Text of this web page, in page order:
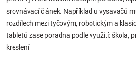
srovnávací článek. Například u vysavačů
rozdílech mezi tyčovým, robotickým a
tabletů zase poradna podle využití: škola,
kreslení.